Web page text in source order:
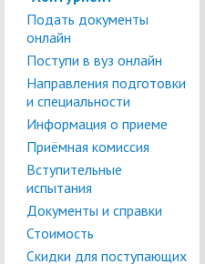
Подать документы
онлайн
Поступи в вуз онлайн
Направления подготовки
и специальности
Информация о приеме
Приёмная комиссия
Вступительные
испытания
Документы и справки
Стоимость
Скидки для поступающих